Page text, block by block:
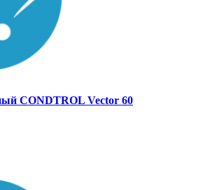
CONDTROL Vector 60